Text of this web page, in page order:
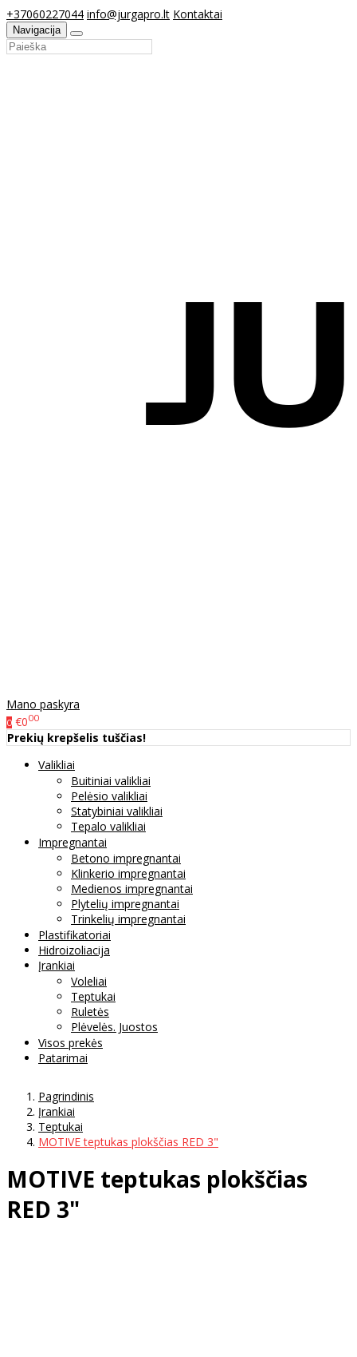
+37060227044 info@jurgapro.lt Kontaktai
Navigacija
Mano paskyra
0 €000
Prekių krepšelis tuščias!
Valikliai
Buitiniai valikliai
Pelėsio valikliai
Statybiniai valikliai
Tepalo valikliai
Impregnantai
Betono impregnantai
Klinkerio impregnantai
Medienos impregnantai
Plytelių impregnantai
Trinkelių impregnantai
Plastifikatoriai
Hidroizoliacija
Įrankiai
Voleliai
Teptukai
Ruletės
Plėvelės. Juostos
Visos prekės
Patarimai
Pagrindinis
Įrankiai
Teptukai
MOTIVE teptukas plokščias RED 3"
MOTIVE teptukas plokščias
RED 3"